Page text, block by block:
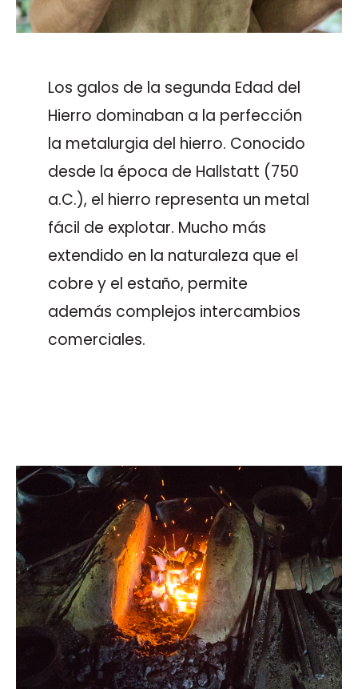
Los galos de la segunda Edad del
Hierro dominaban a la perfección
la metalurgia del hierro. Conocido
desde la época de Hallstatt (750
a.C.), el hierro representa un metal
fácil de explotar. Mucho más
extendido en la naturaleza que el
cobre y el estaño, permite
además complejos intercambios
comerciales.